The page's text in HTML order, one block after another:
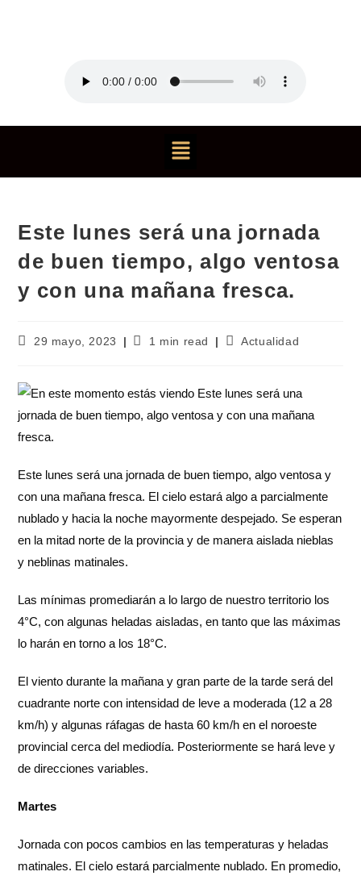
Este lunes será una jornada
de buen tiempo, algo ventosa
y con una mañana fresca.
29 mayo, 2023 1 min read Actualidad
Este lunes será una jornada de buen tiempo, algo ventosa y
con una mañana fresca. El cielo estará algo a parcialmente
nublado y hacia la noche mayormente despejado. Se esperan
en la mitad norte de la provincia y de manera aislada nieblas
y neblinas matinales.
Las mínimas promediarán a lo largo de nuestro territorio los
4°C, con algunas heladas aisladas, en tanto que las máximas
lo harán en torno a los 18°C.
El viento durante la mañana y gran parte de la tarde será del
cuadrante norte con intensidad de leve a moderada (12 a 28
km/h) y algunas ráfagas de hasta 60 km/h en el noroeste
provincial cerca del mediodía. Posteriormente se hará leve y
de direcciones variables.
Martes
Jornada con pocos cambios en las temperaturas y heladas
matinales. El cielo estará parcialmente nublado. En promedio,